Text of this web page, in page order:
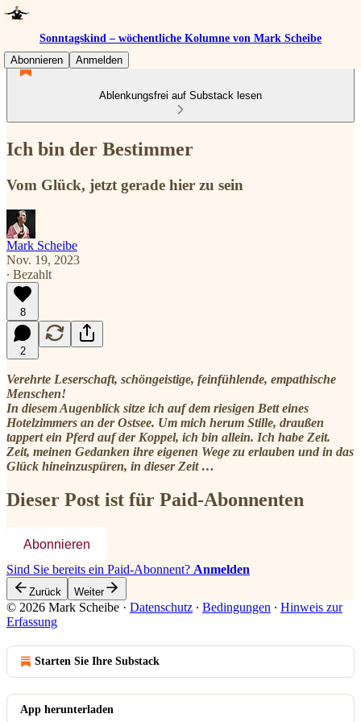
Sonntagskind – wöchentliche Kolumne von Mark Scheibe
Abonnieren
Anmelden
Ablenkungsfrei auf Substack lesen
Ich bin der Bestimmer
Vom Glück, jetzt gerade hier zu sein
Mark Scheibe
Nov. 19, 2023
∙ Bezahlt
8
2
Verehrte Leserschaft, schöngeistige, feinfühlende, empathische
Menschen!
In diesem Augenblick sitze ich auf dem riesigen Bett eines
Hotelzimmers an der Ostsee. Um mich herum Stille, draußen
tappert ein Pferd auf der Koppel, ich bin allein. Ich habe Zeit.
Zeit, meinen Gedanken ihre eigenen Wege zu erlauben und in das
Glück hineinzuspüren, in dieser Zeit …
Dieser Post ist für Paid-Abonnenten
Abonnieren
Sind Sie bereits ein Paid-Abonnent? Anmelden
Zurück Weiter
© 2026 Mark Scheibe · Datenschutz ∙ Bedingungen ∙ Hinweis zur
Erfassung
Starten Sie Ihre Substack
App herunterladen